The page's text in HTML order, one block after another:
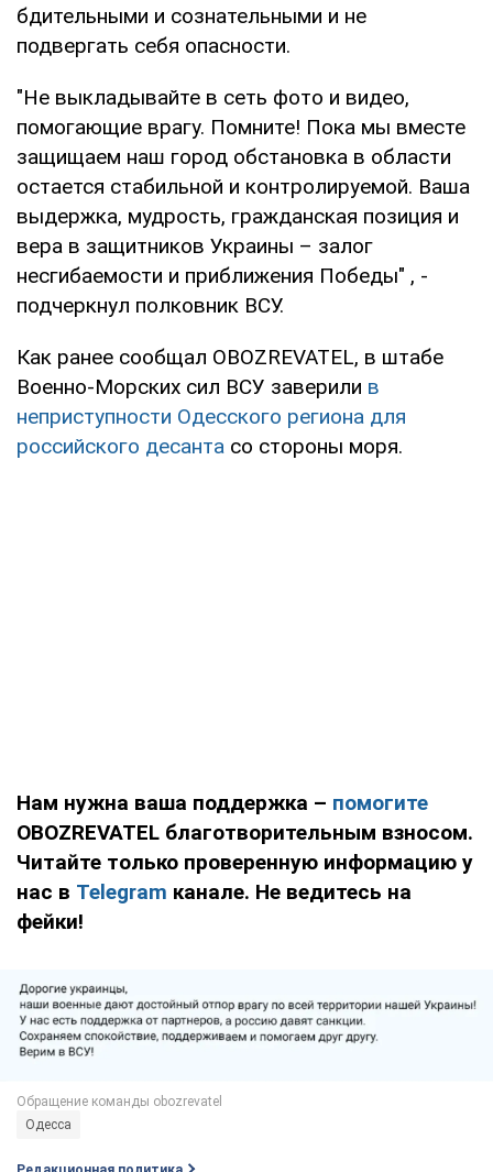
бдительными и сознательными и не
подвергать себя опасности.
"Не выкладывайте в сеть фото и видео,
помогающие врагу. Помните! Пока мы вместе
защищаем наш город обстановка в области
остается стабильной и контролируемой. Ваша
выдержка, мудрость, гражданская позиция и
вера в защитников Украины – залог
несгибаемости и приближения Победы" , -
подчеркнул полковник ВСУ.
Как ранее сообщал OBOZREVATEL, в штабе
Военно-Морских сил ВСУ заверили в
неприступности Одесского региона для
российского десанта со стороны моря.
Нам нужна ваша поддержка – помогите
OBOZREVATEL благотворительным взносом.
Читайте только проверенную информацию у
нас в Telegram канале. Не ведитесь на
фейки!
Одесса